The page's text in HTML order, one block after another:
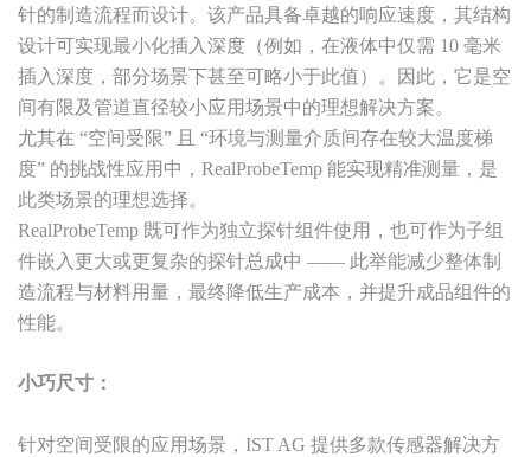
针的制造流程而设计。该产品具备卓越的响应速度，其结构
设计可实现最小化插入深度（例如，在液体中仅需 10 毫米
插入深度，部分场景下甚至可略小于此值）。因此，它是空
间有限及管道直径较小应用场景中的理想解决方案。
尤其在 “空间受限” 且 “环境与测量介质间存在较大温度梯
度” 的挑战性应用中，RealProbeTemp 能实现精准测量，是
此类场景的理想选择。
RealProbeTemp 既可作为独立探针组件使用，也可作为子组
件嵌入更大或更复杂的探针总成中 —— 此举能减少整体制
造流程与材料用量，最终降低生产成本，并提升成品组件的
性能。
小巧尺寸：
针对空间受限的应用场景，IST AG 提供多款传感器解决方